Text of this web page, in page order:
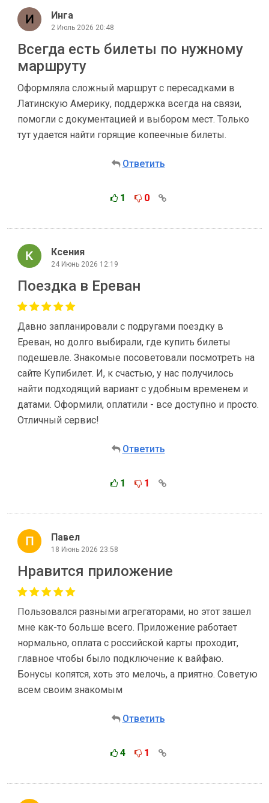
Инга
2 Июль 2026 20:48
Всегда есть билеты по нужному
маршруту
Оформляла сложный маршрут с пересадками в
Латинскую Америку, поддержка всегда на связи,
помогли с документацией и выбором мест. Только
тут удается найти горящие копеечные билеты.
Ответить
1 0
Ксения
24 Июнь 2026 12:19
Поездка в Ереван
Давно запланировали с подругами поездку в
Ереван, но долго выбирали, где купить билеты
подешевле. Знакомые посоветовали посмотреть на
сайте Купибилет. И, к счастью, у нас получилось
найти подходящий вариант с удобным временем и
датами. Оформили, оплатили - все доступно и просто.
Отличный сервис!
Ответить
1 1
Павел
18 Июнь 2026 23:58
Нравится приложение
Пользовался разными агрегаторами, но этот зашел
мне как-то больше всего. Приложение работает
нормально, оплата с российской карты проходит,
главное чтобы было подключение к вайфаю.
Бонусы копятся, хоть это мелочь, а приятно. Советую
всем своим знакомым
Ответить
4 1